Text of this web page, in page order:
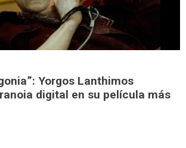
Yorgos Lanthimos
digital en su película más